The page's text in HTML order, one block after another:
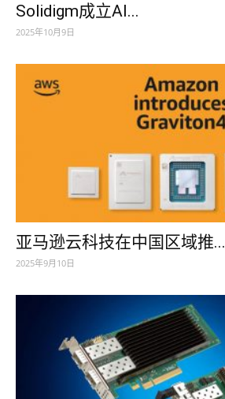
Solidigm成立AI...
2025年10月9日
亚马逊云科技在中国区域推...
2025年9月10日